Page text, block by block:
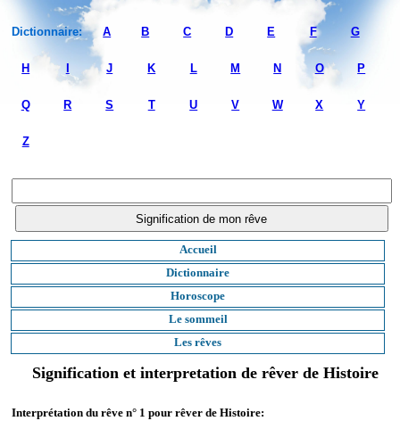
Dictionnaire: A B C D E F G
H J K L M N O P
Q R S T U V W X Y
Z
Accueil
Dictionnaire
Horoscope
Le sommeil
Les rêves
Signification et interpretation de rêver de Histoire
Interprétation du rêve n° 1 pour rêver de Histoire: